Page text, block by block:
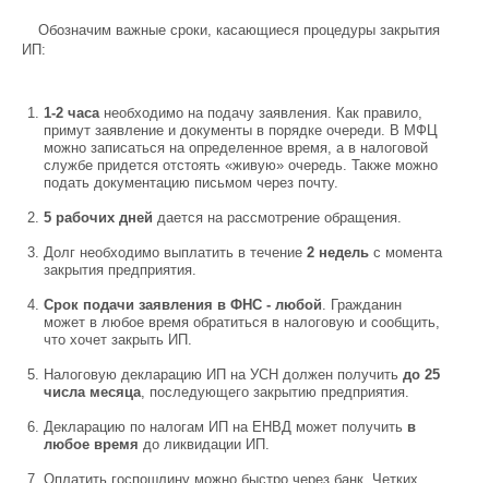
Обозначим важные сроки, касающиеся процедуры закрытия
ИП:
1-2 часанеобходимо на подачу заявления. Как правило,
примут заявление и документы в порядке очереди. В МФЦ
можно записаться на определенное время, а в налоговой
службе придется отстоять «живую» очередь. Также можно
подать документацию письмом через почту.
5 рабочих дней дается на рассмотрение обращения.
Долг необходимо выплатить в течение 2 недель с момента
закрытия предприятия.
Срок подачи заявления в ФНС - любой. Гражданин
может в любое время обратиться в налоговую и сообщить,
что хочет закрыть ИП.
Налоговую декларацию ИП на УСН должен получить до 25
числа месяца, последующего закрытию предприятия.
Декларацию по налогам ИП на ЕНВД может получить в
любое время до ликвидации ИП.
Оплатить госпошлину можно быстро через банк. Четких